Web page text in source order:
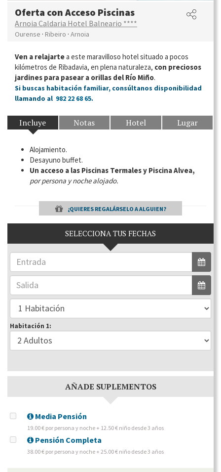
Oferta con Acceso Piscinas
Arnoia Caldaria Hotel Balneario ****
Ourense · Ribeiro · Arnoia
Ven a relajartea este maravilloso hotel situado a pocos
kilómetros de Ribadavia, en plena naturaleza, con preciosos
jardines para pasear a orillas del Río Miño.
Si buscas habitación familiar, consúltanos disponibilidad
llamando al 982 22 68 65.
Incluye Notas Hotel Lugar
Alojamiento.
Desayuno buffet.
Un acceso a las Piscinas Termales y Piscina Alvea,
por persona y noche alojado.
¿QUIERES REGALÁRSELO A ALGUIEN?
SELECCIONA TUS FECHAS
Habitación 1:
AÑADE SUPLEMENTOS
Media Pensión
19.00 € por persona y noche + 12.50 € niño desde 3 años
Pensión Completa
38.00 € por persona y noche + 25.00 € niño desde 3 años